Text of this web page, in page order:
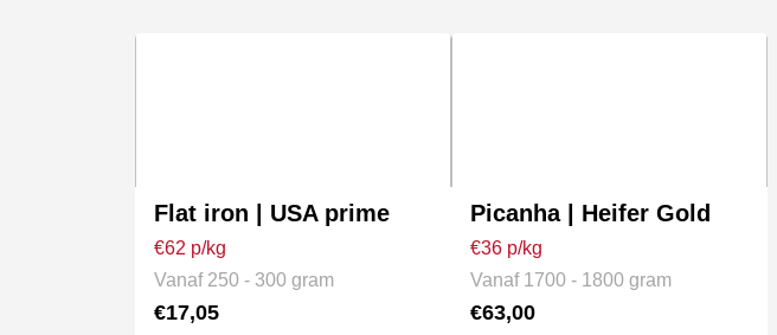
Flat iron | USA prime
€62 p/kg
Vanaf 250 - 300 gram
€17,05
Deze
optie
kan
gekozen
Picanha | Heifer Gold
€36 p/kg
Vanaf 1700 - 1800 gram
€63,00
Deze
optie
kan
gekozen